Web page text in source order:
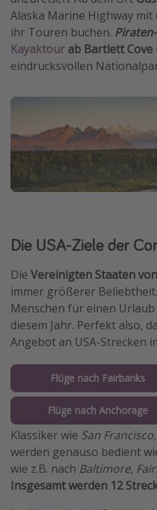
Alaska Marine Highway
ihr Touren buchen.
Kayaktour ab Bartlett Cove
eindrucksvollen
Die USA-Ziele der
Die Vereinigten Staaten
immer größerer
Menschen für einen
diesem Jahr. Perfekt also,
Angebot an USA-Strecken
Flüge nach Fairbanks
Flüge nach Anchorage
Klassiker wie San
werden genauso bedient
wie z.B. nach Baltimore,
Insgesamt werden 12